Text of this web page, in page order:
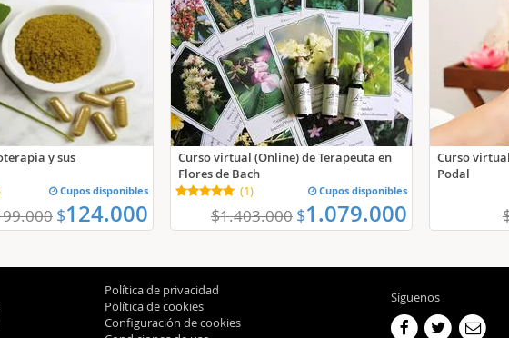
y sus
Cupos disponibles
$124.000
Curso virtual (Online) de Terapeuta en
Flores de Bach
(1) Cupos disponibles
$1.403.000 $1.079.000
Curso
Podal
Política de privacidad
Política de cookies
Configuración de cookies
Síguenos